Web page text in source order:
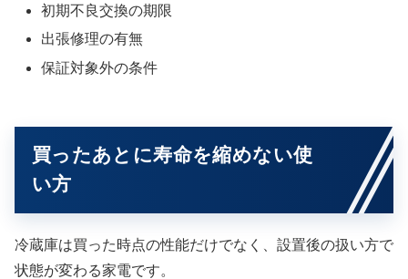
初期不良交換の期限
出張修理の有無
保証対象外の条件
買ったあとに寿命を縮めない使
い方
冷蔵庫は買った時点の性能だけでなく、設置後の扱い方で
状態が変わる家電です。